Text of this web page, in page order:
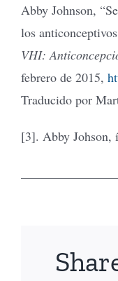
Abby Johnson,
los
VHI:
febrero de 2015,
Traducido por
[3]. Abby Johson,